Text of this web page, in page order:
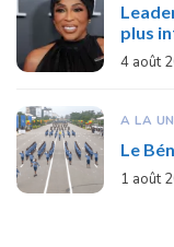
plus
4 août
A LA
Le
1 août